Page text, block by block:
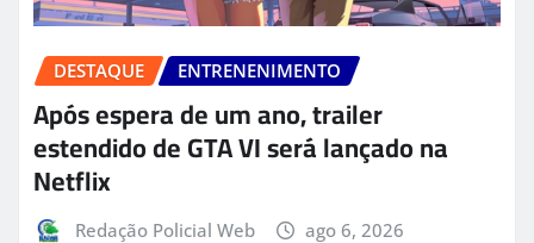
DESTAQUE ENTRENENIMENTO
Após espera de um ano, trailer
estendido de GTA VI será lançado na
Netflix
Redação Policial Web ago 6, 2026